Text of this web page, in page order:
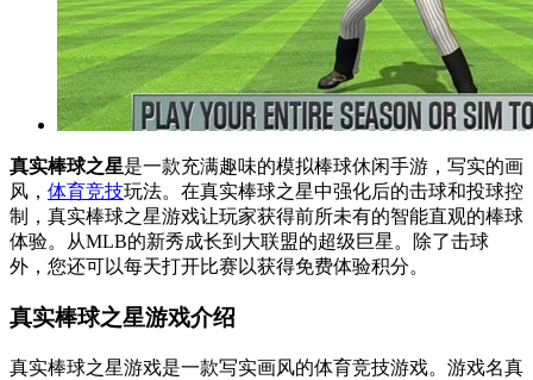
真实棒球之星是一款充满趣味的模拟棒球休闲手游，写实的画
风， 体育竞技玩法。在真实棒球之星中强化后的击球和投球控
制，真实棒球之星游戏让玩家获得前所未有的智能直观的棒球
体验。从MLB的新秀成长到大联盟的超级巨星。除了击球
外，您还可以每天打开比赛以获得免费体验积分。
真实棒球之星游戏介绍
真实棒球之星游戏是一款写实画风的体育竞技游戏。游戏名真